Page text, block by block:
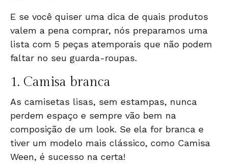
E se você quiser uma dica de quais produtos
valem a pena comprar, nós preparamos uma
lista com 5 peças atemporais que não podem
faltar no seu guarda-roupas.
1. Camisa branca
As camisetas lisas, sem estampas, nunca
perdem espaço e sempre vão bem na
composição de um look. Se ela for branca e
tiver um modelo mais clássico, como Camisa
Ween, é sucesso na certa!